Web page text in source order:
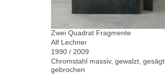
Zwei Quadrat Fragmente
Alf Lechner
1990 / 2009
Chromstahl massiv, gewalzt, gesägt,
gebrochen